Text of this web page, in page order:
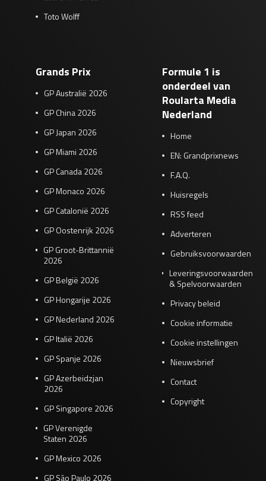
Toto Wolff
Grands Prix
GP Australië 2026
GP China 2026
GP Japan 2026
GP Miami 2026
GP Canada 2026
GP Monaco 2026
GP Catalonië 2026
GP Oostenrijk 2026
GP Groot-Brittannië
2026
GP België 2026
GP Hongarije 2026
GP Nederland 2026
GP Italië 2026
GP Spanje 2026
GP Azerbeidzjan
2026
GP Singapore 2026
GP Verenigde
Staten 2026
GP Mexico 2026
GP São Paulo 2026
Formule 1 is
onderdeel van
Roularta Media
Nederland
Home
EN: Grandprixnews
F.A.Q.
Huisregels
RSS feed
Adverteren
Gebruiksvoorwaarden
Leveringsvoorwaarden
& Spelvoorwaarden
Privacy beleid
Cookie informatie
Cookie instellingen
Nieuwsbrief
Contact
Copyright